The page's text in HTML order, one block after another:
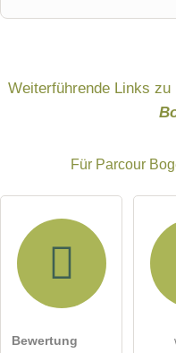
Weiterführende Links
Für Parcour
Bewertung